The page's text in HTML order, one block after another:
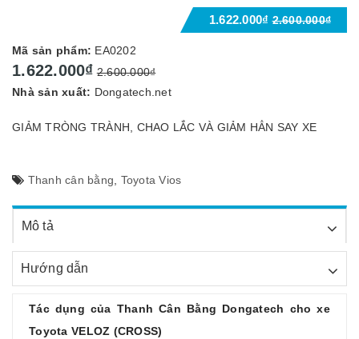
1.622.000₫ 2.600.000₫
Mã sản phẩm: EA0202
1.622.000₫ 2.600.000₫
Nhà sản xuất: Dongatech.net
GIẢM TRÒNG TRÀNH, CHAO LẮC VÀ GIẢM HẲN SAY XE
Thanh cân bằng, Toyota Vios
Mô tả
Hướng dẫn
Tác dụng của Thanh Cân Bằng Dongatech cho xe
Toyota VELOZ (CROSS)